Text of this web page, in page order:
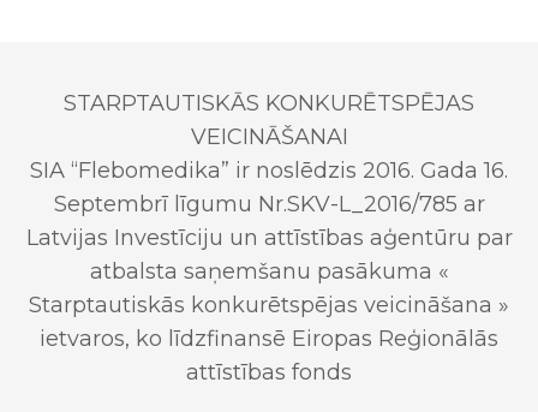
STARPTAUTISKĀS KONKURĒTSPĒJAS
VEICINĀŠANAI
SIA “Flebomedika” ir noslēdzis 2016. Gada 16.
Septembrī līgumu Nr.SKV-L_2016/785 ar
Latvijas Investīciju un attīstības aģentūru par
atbalsta saņemšanu pasākuma «
Starptautiskās konkurētspējas veicināšana »
ietvaros, ko līdzfinansē Eiropas Reģionālās
attīstības fonds